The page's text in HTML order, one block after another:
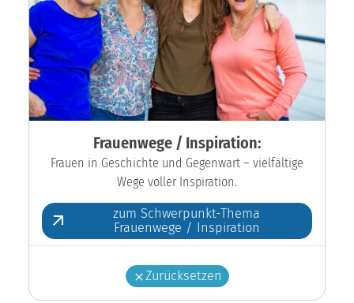
Frauenwege / Inspiration:
Frauen in Geschichte und Gegenwart – vielfältige
Wege voller Inspiration.
zum Schwerpunkt-Thema
Frauenwege / Inspiration
Zurücksetzen